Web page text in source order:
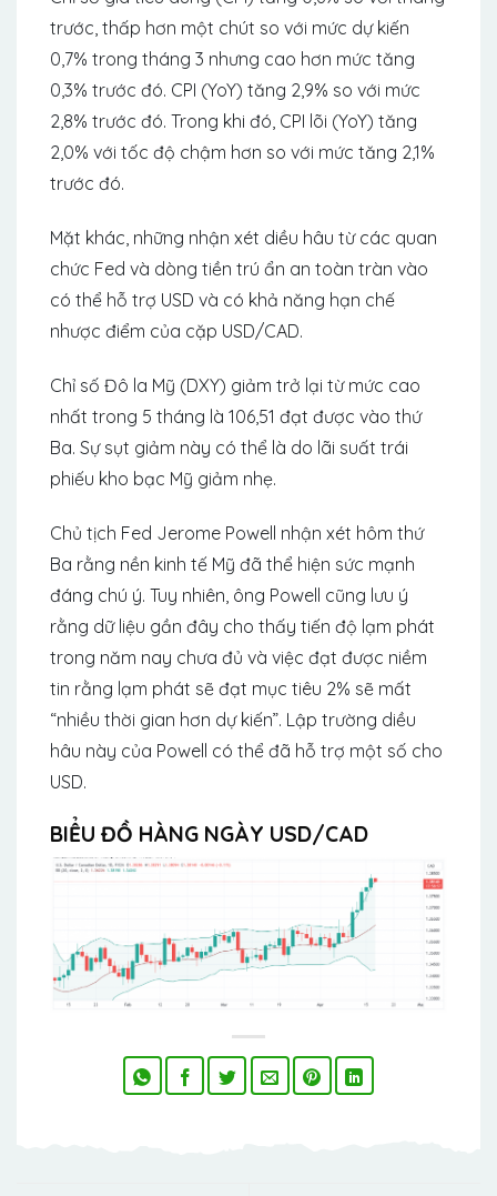
trước, thấp hơn một chút so với mức dự kiến ​​
0,7% trong tháng 3 nhưng cao hơn mức tăng
0,3% trước đó. CPI (YoY) tăng 2,9% so với mức
2,8% trước đó. Trong khi đó, CPI lõi (YoY) tăng
2,0% với tốc độ chậm hơn so với mức tăng 2,1%
trước đó.
Mặt khác, những nhận xét diều hâu từ các quan
chức Fed và dòng tiền trú ẩn an toàn tràn vào
có thể hỗ trợ USD và có khả năng hạn chế
nhược điểm của cặp USD/CAD.
Chỉ số Đô la Mỹ (DXY) giảm trở lại từ mức cao
nhất trong 5 tháng là 106,51 đạt được vào thứ
Ba. Sự sụt giảm này có thể là do lãi suất trái
phiếu kho bạc Mỹ giảm nhẹ.
Chủ tịch Fed Jerome Powell nhận xét hôm thứ
Ba rằng nền kinh tế Mỹ đã thể hiện sức mạnh
đáng chú ý. Tuy nhiên, ông Powell cũng lưu ý
rằng dữ liệu gần đây cho thấy tiến độ lạm phát
trong năm nay chưa đủ và việc đạt được niềm
tin rằng lạm phát sẽ đạt mục tiêu 2% sẽ mất
“nhiều thời gian hơn dự kiến”. Lập trường diều
hâu này của Powell có thể đã hỗ trợ một số cho
USD.
BIỂU ĐỒ HÀNG NGÀY USD/CAD